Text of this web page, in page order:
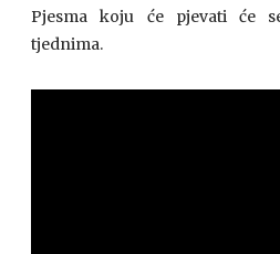
Pjesma koju će pjevati će
tjednima.